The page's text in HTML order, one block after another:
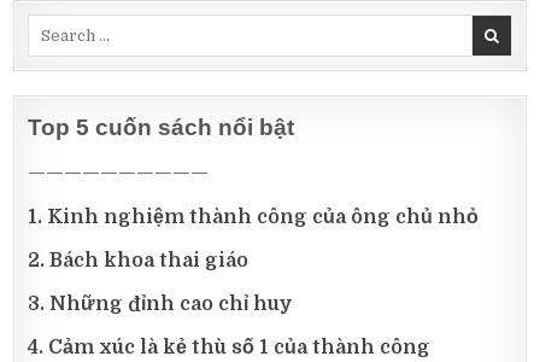
Top 5 cuốn sách nổi bật
——————————
1. Kinh nghiệm thành công của ông chủ nhỏ
2. Bách khoa thai giáo
3. Những đỉnh cao chỉ huy
4. Cảm xúc là kẻ thù số 1 của thành công